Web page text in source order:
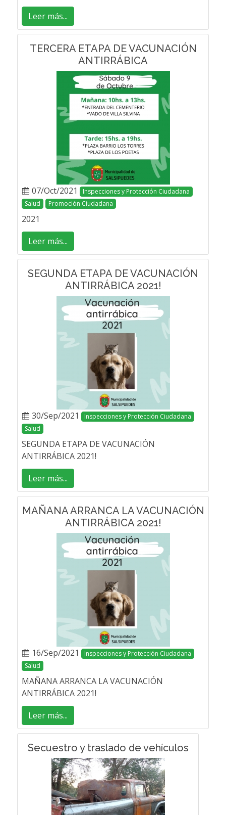
Leer más...
TERCERA ETAPA DE VACUNACIÓN
ANTIRRÁBICA
07/Oct/2021
Inspecciones y Protección Ciudadana
Salud
Promoción Ciudadana
2021
Leer más...
SEGUNDA ETAPA DE VACUNACIÓN
ANTIRRÁBICA 2021!
30/Sep/2021
Inspecciones y Protección Ciudadana
Salud
SEGUNDA ETAPA DE VACUNACIÓN
ANTIRRÁBICA 2021!
Leer más...
MAÑANA ARRANCA LA VACUNACIÓN
ANTIRRÁBICA 2021!
16/Sep/2021
Inspecciones y Protección Ciudadana
Salud
MAÑANA ARRANCA LA VACUNACIÓN
ANTIRRÁBICA 2021!
Leer más...
Secuestro y traslado de vehículos